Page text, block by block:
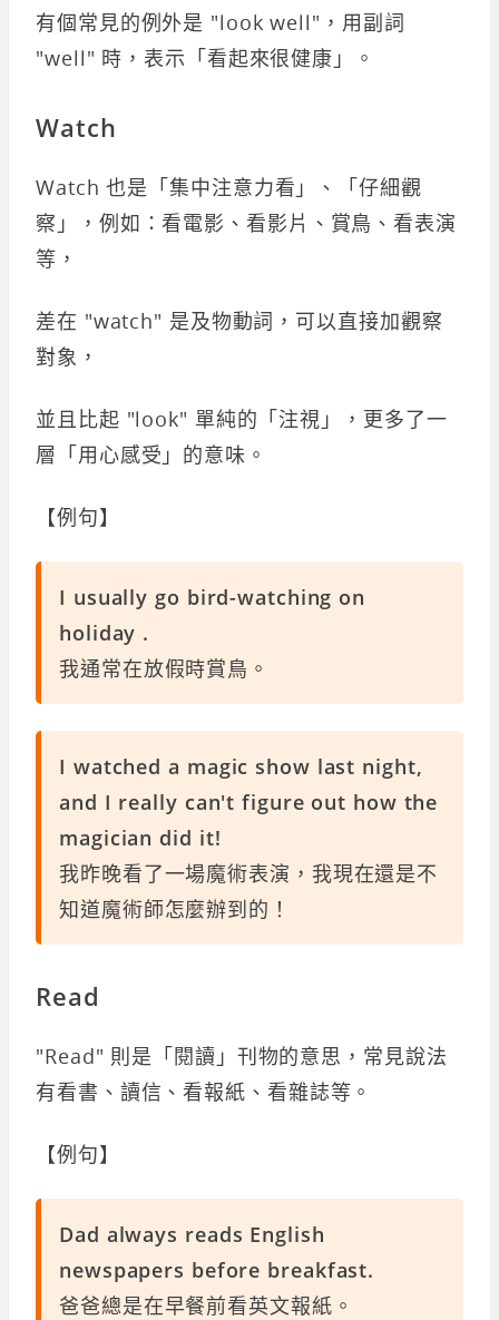
有個常見的例外是 "look well"，用副詞
"well" 時，表示「看起來很健康」。
Watch
Watch 也是「集中注意力看」、「仔細觀
察」，例如：看電影、看影片、賞鳥、看表演
等，
差在 "watch" 是及物動詞，可以直接加觀察
對象，
並且比起 "look" 單純的「注視」，更多了一
層「用心感受」的意味。
【例句】
I usually go bird-watching on
holiday .
我通常在放假時賞鳥。
I watched a magic show last night,
and I really can't figure out how the
magician did it!
我昨晚看了一場魔術表演，我現在還是不
知道魔術師怎麼辦到的！
Read
"Read" 則是「閱讀」刊物的意思，常見說法
有看書、讀信、看報紙、看雜誌等。
【例句】
Dad always reads English
newspapers before breakfast.
爸爸總是在早餐前看英文報紙。